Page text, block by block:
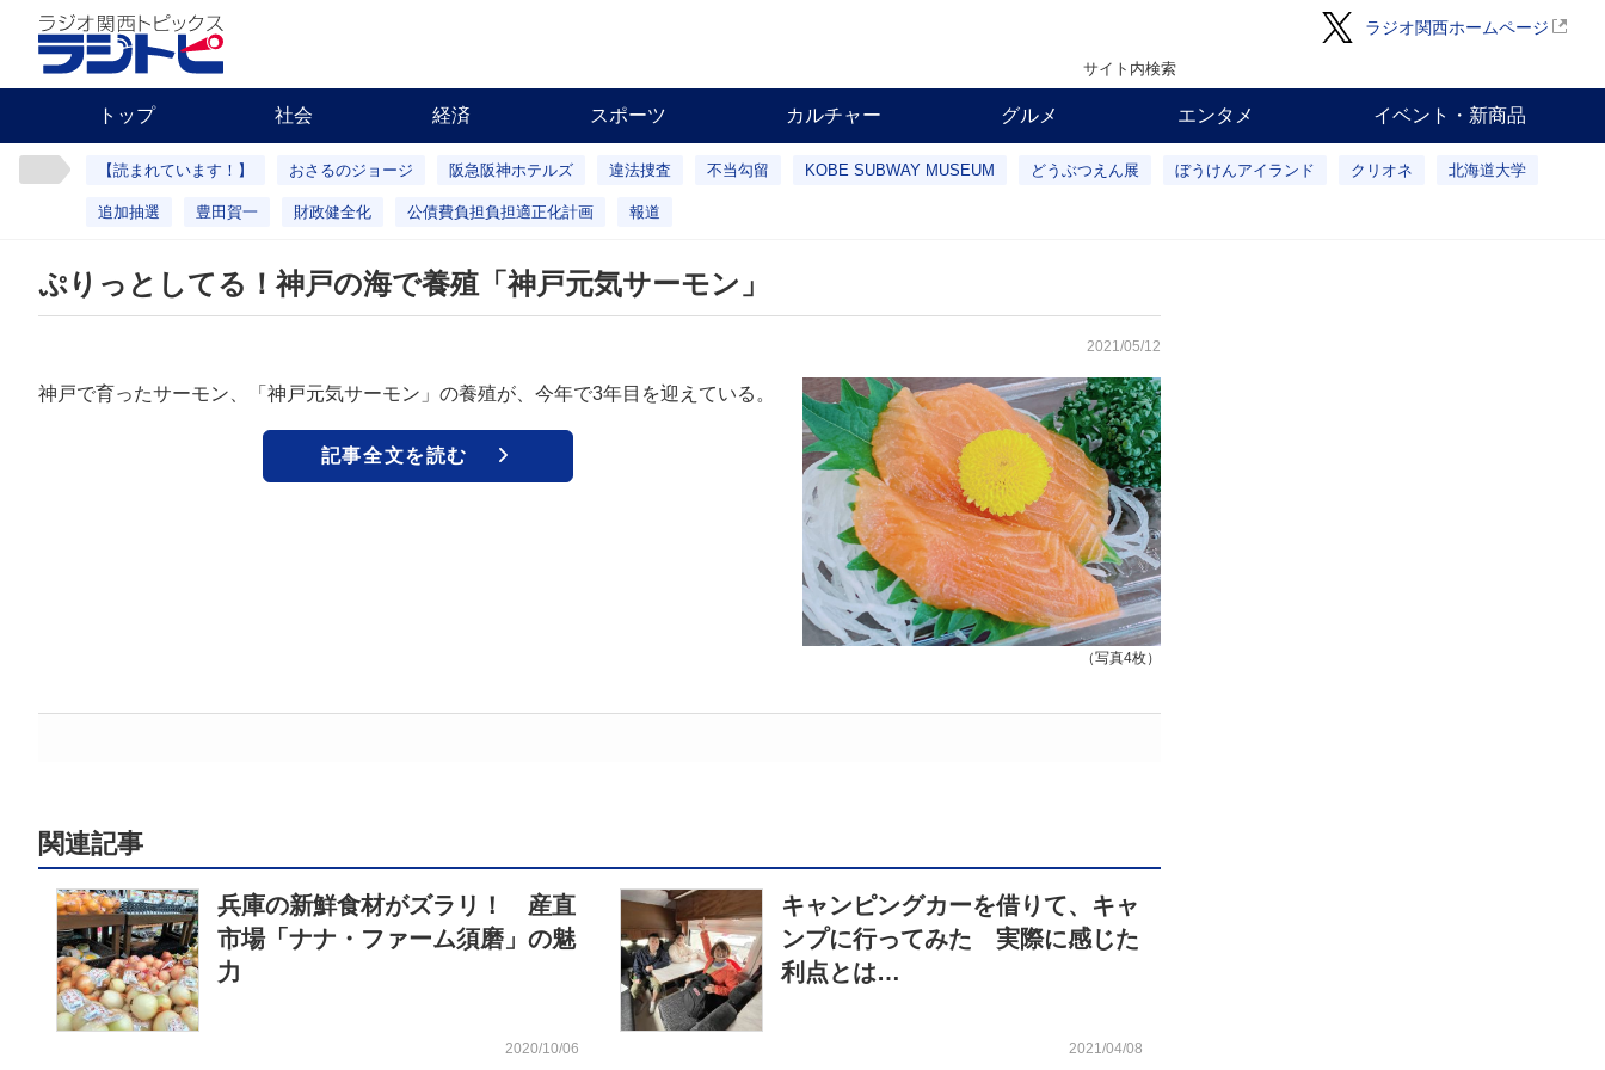
ラジオ関西ホームページ
サイト内検索
トップ 社会 経済 スポーツ カルチャー グルメ エンタメ イベント・新商品
【読まれています！】 おさるのジョージ 阪急阪神ホテルズ 違法捜査 不当勾留 KOBE SUBWAY MUSEUM どうぶつえん展 ぼうけんアイランド クリオネ 北海道大学
追加抽選 豊田賀一 財政健全化 公債費負担負担適正化計画 報道
ぷりっとしてる！神戸の海で養殖「神戸元気サーモン」
2021/05/12
（写真4枚）
神戸で育ったサーモン、「神戸元気サーモン」の養殖が、今年で3年目を迎えている。
記事全文を読む
関連記事
兵庫の新鮮食材がズラリ！ 産直
市場「ナナ・ファーム須磨」の魅
力
2020/10/06
キャンピングカーを借りて、キャ
ンプに行ってみた 実際に感じた
利点とは…
2021/04/08